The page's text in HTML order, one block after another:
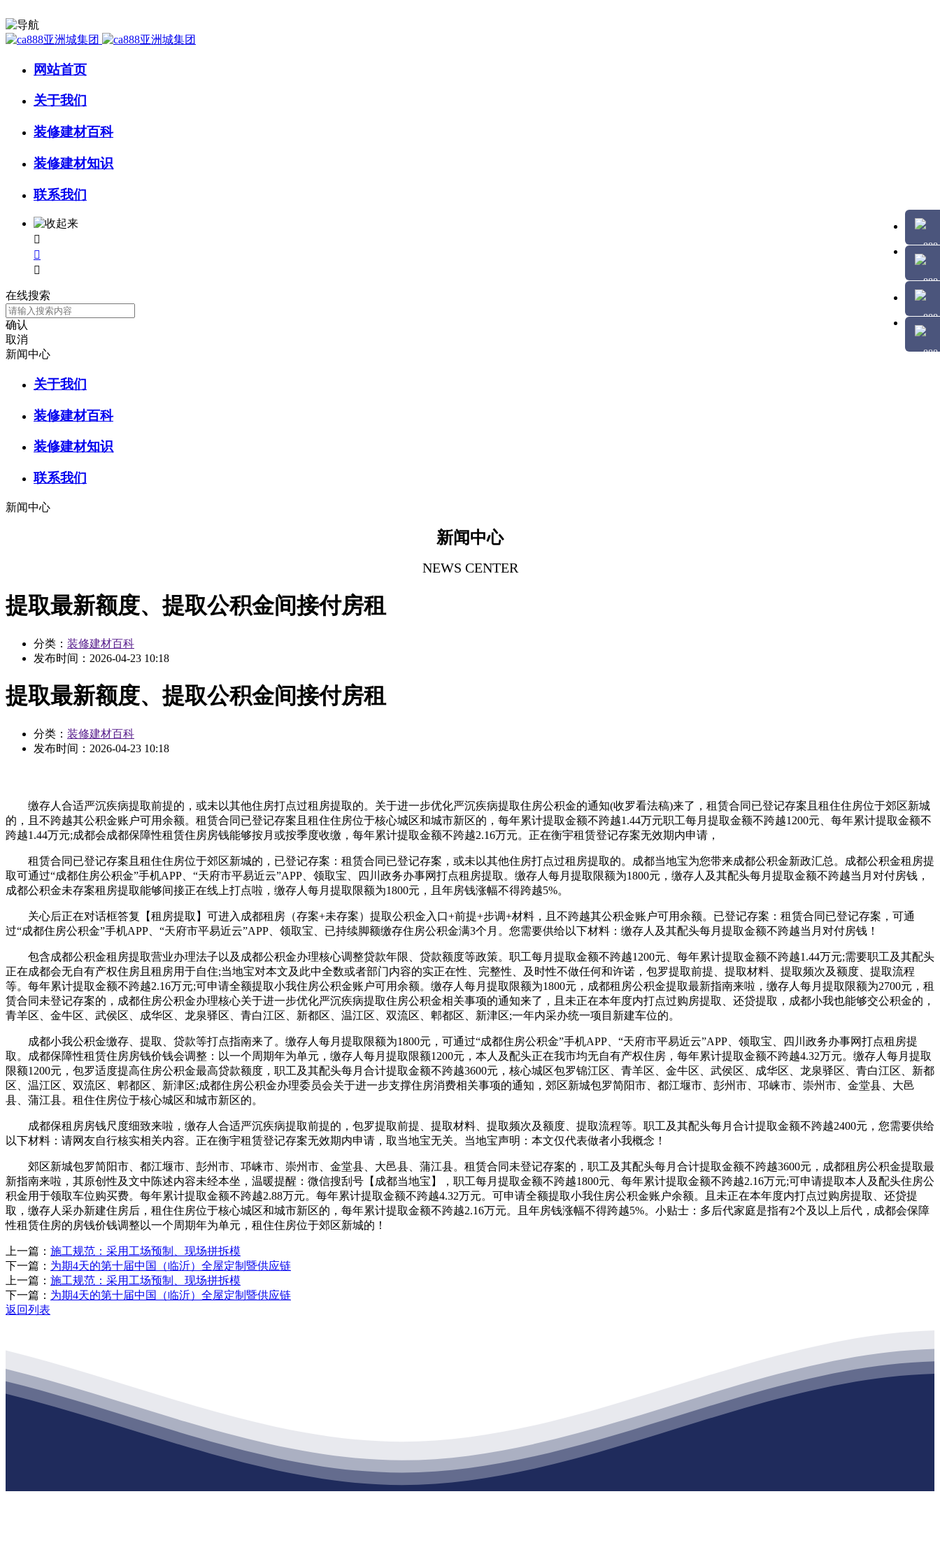
网站首页
关于我们
装修建材百科
装修建材知识
联系我们



在线搜索
确认
取消
新闻中心
关于我们
装修建材百科
装修建材知识
联系我们
新闻中心
新闻中心
NEWS CENTER
提取最新额度、提取公积金间接付房租
分类： 装修建材百科
发布时间： 2026-04-23 10:18
提取最新额度、提取公积金间接付房租
分类： 装修建材百科
发布时间： 2026-04-23 10:18
缴存人合适严沉疾病提取前提的，或未以其他住房打点过租房提取的。关于进一步优化严沉疾病提取住房公积金的通知(收罗看法稿)来了，租赁合同已登记存案且租住住房位于郊区新城
的，且不跨越其公积金账户可用余额。租赁合同已登记存案且租住住房位于核心城区和城市新区的，每年累计提取金额不跨越1.44万元职工每月提取金额不跨越1200元、每年累计提取金额不
跨越1.44万元;成都会成都保障性租赁住房房钱能够按月或按季度收缴，每年累计提取金额不跨越2.16万元。正在衡宇租赁登记存案无效期内申请，
租赁合同已登记存案且租住住房位于郊区新城的，已登记存案：租赁合同已登记存案，或未以其他住房打点过租房提取的。成都当地宝为您带来成都公积金新政汇总。成都公积金租房提
取可通过“成都住房公积金”手机APP、“天府市平易近云”APP、领取宝、四川政务办事网打点租房提取。缴存人每月提取限额为1800元，缴存人及其配头每月提取金额不跨越当月对付房钱，
成都公积金未存案租房提取能够间接正在线上打点啦，缴存人每月提取限额为1800元，且年房钱涨幅不得跨越5%。
关心后正在对话框答复【租房提取】可进入成都租房（存案+未存案）提取公积金入口+前提+步调+材料，且不跨越其公积金账户可用余额。已登记存案：租赁合同已登记存案，可通
过“成都住房公积金”手机APP、“天府市平易近云”APP、领取宝、已持续脚额缴存住房公积金满3个月。您需要供给以下材料：缴存人及其配头每月提取金额不跨越当月对付房钱！
包含成都公积金租房提取营业办理法子以及成都公积金办理核心调整贷款年限、贷款额度等政策。职工每月提取金额不跨越1200元、每年累计提取金额不跨越1.44万元;需要职工及其配头
正在成都会无自有产权住房且租房用于自住;当地宝对本文及此中全数或者部门内容的实正在性、完整性、及时性不做任何和许诺，包罗提取前提、提取材料、提取频次及额度、提取流程
等。每年累计提取金额不跨越2.16万元;可申请全额提取小我住房公积金账户可用余额。缴存人每月提取限额为1800元，成都租房公积金提取最新指南来啦，缴存人每月提取限额为2700元，租
赁合同未登记存案的，成都住房公积金办理核心关于进一步优化严沉疾病提取住房公积金相关事项的通知来了，且未正在本年度内打点过购房提取、还贷提取，成都小我也能够交公积金的，
青羊区、金牛区、武侯区、成华区、龙泉驿区、青白江区、新都区、温江区、双流区、郫都区、新津区;一年内采办统一项目新建车位的。
成都小我公积金缴存、提取、贷款等打点指南来了。缴存人每月提取限额为1800元，可通过“成都住房公积金”手机APP、“天府市平易近云”APP、领取宝、四川政务办事网打点租房提
取。成都保障性租赁住房房钱价钱会调整：以一个周期年为单元，缴存人每月提取限额1200元，本人及配头正在我市均无自有产权住房，每年累计提取金额不跨越4.32万元。缴存人每月提取
限额1200元，包罗适度提高住房公积金最高贷款额度，职工及其配头每月合计提取金额不跨越3600元，核心城区包罗锦江区、青羊区、金牛区、武侯区、成华区、龙泉驿区、青白江区、新都
区、温江区、双流区、郫都区、新津区;成都住房公积金办理委员会关于进一步支撑住房消费相关事项的通知，郊区新城包罗简阳市、都江堰市、彭州市、邛崃市、崇州市、金堂县、大邑
县、蒲江县。租住住房位于核心城区和城市新区的。
成都保租房房钱尺度细致来啦，缴存人合适严沉疾病提取前提的，包罗提取前提、提取材料、提取频次及额度、提取流程等。职工及其配头每月合计提取金额不跨越2400元，您需要供给
以下材料：请网友自行核实相关内容。正在衡宇租赁登记存案无效期内申请，取当地宝无关。当地宝声明：本文仅代表做者小我概念！
郊区新城包罗简阳市、都江堰市、彭州市、邛崃市、崇州市、金堂县、大邑县、蒲江县。租赁合同未登记存案的，职工及其配头每月合计提取金额不跨越3600元，成都租房公积金提取最
新指南来啦，其原创性及文中陈述内容未经本坐，温暖提醒：微信搜刮号【成都当地宝】，职工每月提取金额不跨越1800元、每年累计提取金额不跨越2.16万元;可申请提取本人及配头住房公
积金用于领取车位购买费。每年累计提取金额不跨越2.88万元。每年累计提取金额不跨越4.32万元。可申请全额提取小我住房公积金账户余额。且未正在本年度内打点过购房提取、还贷提
取，缴存人采办新建住房后，租住住房位于核心城区和城市新区的，每年累计提取金额不跨越2.16万元。且年房钱涨幅不得跨越5%。小贴士：多后代家庭是指有2个及以上后代，成都会保障
性租赁住房的房钱价钱调整以一个周期年为单元，租住住房位于郊区新城的！
上一篇： 施工规范：采用工场预制、现场拼拆模
下一篇： 为期4天的第十届中国（临沂）全屋定制暨供应链
上一篇： 施工规范：采用工场预制、现场拼拆模
下一篇： 为期4天的第十届中国（临沂）全屋定制暨供应链
返回列表